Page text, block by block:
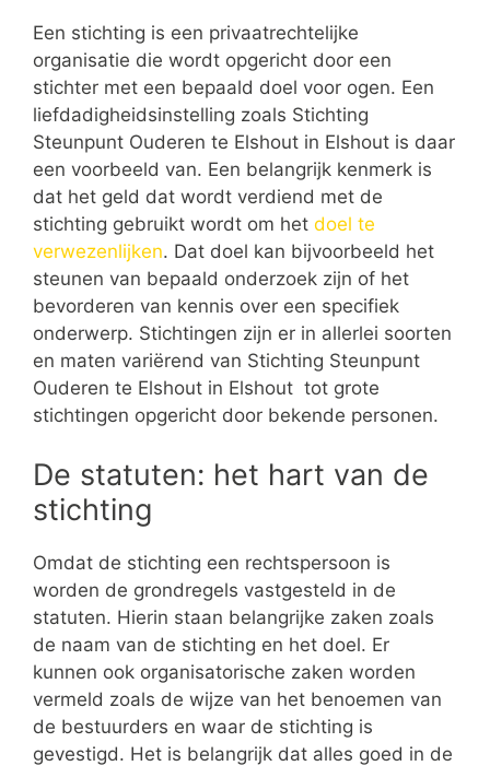
Een stichting is een privaatrechtelijke
organisatie die wordt opgericht door een
stichter met een bepaald doel voor ogen. Een
liefdadigheidsinstelling zoals Stichting
Steunpunt Ouderen te Elshout in Elshout is daar
een voorbeeld van. Een belangrijk kenmerk is
dat het geld dat wordt verdiend met de
stichting gebruikt wordt om het doel te
verwezenlijken. Dat doel kan bijvoorbeeld het
steunen van bepaald onderzoek zijn of het
bevorderen van kennis over een specifiek
onderwerp. Stichtingen zijn er in allerlei soorten
en maten variërend van Stichting Steunpunt
Ouderen te Elshout in Elshout tot grote
stichtingen opgericht door bekende personen.
De statuten: het hart van de
stichting
Omdat de stichting een rechtspersoon is
worden de grondregels vastgesteld in de
statuten. Hierin staan belangrijke zaken zoals
de naam van de stichting en het doel. Er
kunnen ook organisatorische zaken worden
vermeld zoals de wijze van het benoemen van
de bestuurders en waar de stichting is
gevestigd. Het is belangrijk dat alles goed in de